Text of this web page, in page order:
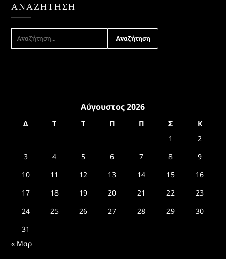
ΑΝΑΖΉΤΗΣΗ
ΑΝΑΖΉΤΗΣΗ
ΓΙΑ:
Αύγουστος 2026
Δ Τ Τ Π Π Σ
Κ
1
2
3
4 5 6 7 8
9
10
11 12 13 14 15
16
17
18 19 20 21 22
23
24
25 26 27 28 29
30
31
« Μαρ